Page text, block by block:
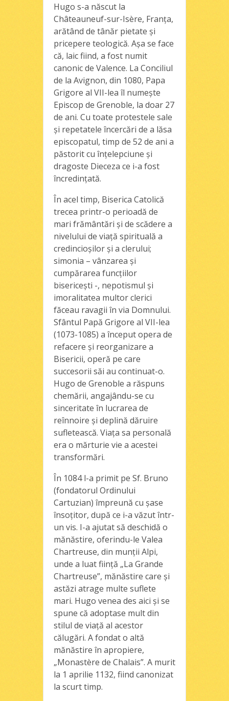
Hugo s-a născut la
Châteauneuf-sur-Isère, Franţa,
arătând de tânăr pietate şi
pricepere teologică. Aşa se face
că, laic fiind, a fost numit
canonic de Valence. La Conciliul
de la Avignon, din 1080, Papa
Grigore al VII-lea îl numeşte
Episcop de Grenoble, la doar 27
de ani. Cu toate protestele sale
şi repetatele încercări de a lăsa
episcopatul, timp de 52 de ani a
păstorit cu înţelepciune şi
dragoste Dieceza ce i-a fost
încredinţată.
În acel timp, Biserica Catolică
trecea printr-o perioadă de
mari frământări şi de scădere a
nivelului de viaţă spirituală a
credincioşilor şi a clerului;
simonia – vânzarea şi
cumpărarea funcţiilor
bisericeşti -, nepotismul şi
imoralitatea multor clerici
făceau ravagii în via Domnului.
Sfântul Papă Grigore al VII-lea
(1073-1085) a început opera de
refacere şi reorganizare a
Bisericii, operă pe care
succesorii săi au continuat-o.
Hugo de Grenoble a răspuns
chemării, angajându-se cu
sinceritate în lucrarea de
reînnoire şi deplină dăruire
sufletească. Viaţa sa personală
era o mărturie vie a acestei
transformări.
În 1084 l-a primit pe Sf. Bruno
(fondatorul Ordinului
Cartuzian) împreună cu şase
însoţitor, după ce i-a văzut într-
un vis. I-a ajutat să deschidă o
mănăstire, oferindu-le Valea
Chartreuse, din munţii Alpi,
unde a luat fiinţă „La Grande
Chartreuse”, mănăstire care şi
astăzi atrage multe suflete
mari. Hugo venea des aici şi se
spune că adoptase mult din
stilul de viaţă al acestor
călugări. A fondat o altă
mănăstire în apropiere,
„Monastère de Chalais”. A murit
la 1 aprilie 1132, fiind canonizat
la scurt timp.